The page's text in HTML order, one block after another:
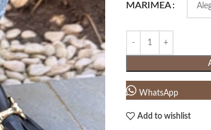
MARIMEA
WhatsApp
Add to wishlist